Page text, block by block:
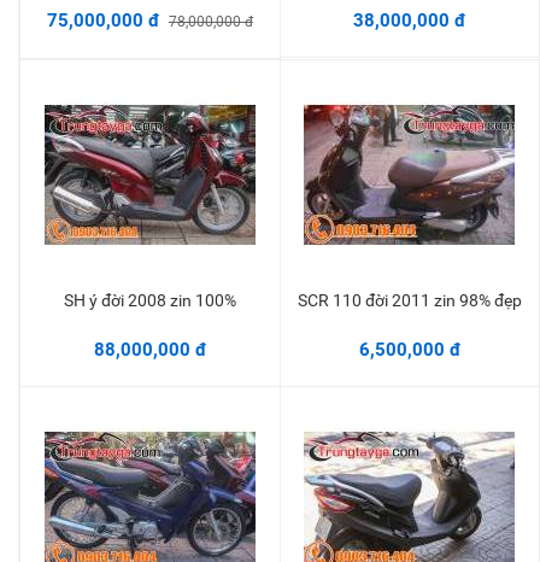
75,000,000 đ 78,000,000 đ 38,000,000 đ
Thêm vào giỏ
SH ý đời 2008 zin 100%
88,000,000 đ
Thêm vào giỏ
SCR 110 đời 2011 zin 98% đẹp
6,500,000 đ